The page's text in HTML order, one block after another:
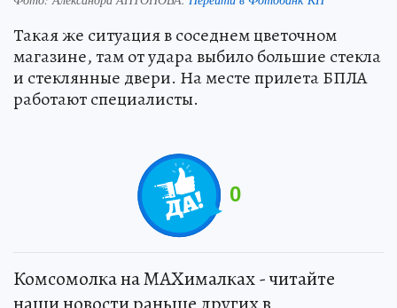
Такая же ситуация в соседнем цветочном
магазине, там от удара выбило большие стекла
и стеклянные двери. На месте прилета БПЛА
работают специалисты.
0
Комсомолка на MAXималках - читайте